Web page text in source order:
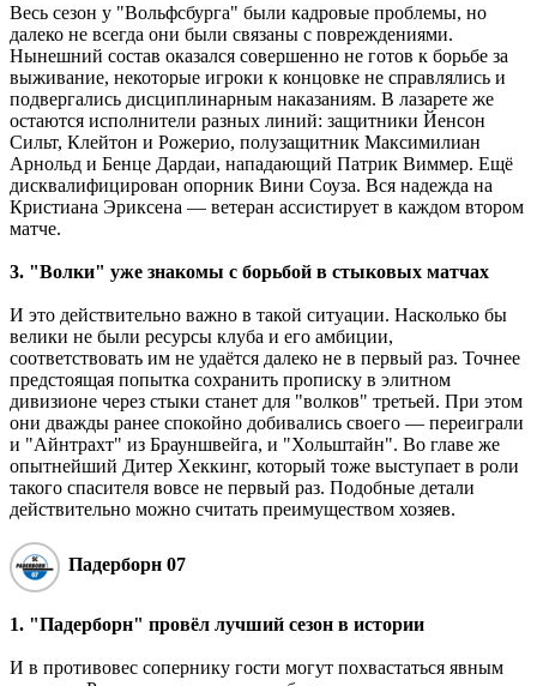
Весь сезон у "Вольфсбурга" были кадровые проблемы, но
далеко не всегда они были связаны с повреждениями.
Нынешний состав оказался совершенно не готов к борьбе за
выживание, некоторые игроки к концовке не справлялись и
подвергались дисциплинарным наказаниям. В лазарете же
остаются исполнители разных линий: защитники Йенсон
Сильт, Клейтон и Рожерио, полузащитник Максимилиан
Арнольд и Бенце Дардаи, нападающий Патрик Виммер. Ещё
дисквалифицирован опорник Вини Соуза. Вся надежда на
Кристиана Эриксена ― ветеран ассистирует в каждом втором
матче.
3. "Волки" уже знакомы с борьбой в стыковых матчах
И это действительно важно в такой ситуации. Насколько бы
велики не были ресурсы клуба и его амбиции,
соответствовать им не удаётся далеко не в первый раз. Точнее
предстоящая попытка сохранить прописку в элитном
дивизионе через стыки станет для "волков" третьей. При этом
они дважды ранее спокойно добивались своего ― переиграли
и "Айнтрахт" из Брауншвейга, и "Хольштайн". Во главе же
опытнейший Дитер Хеккинг, который тоже выступает в роли
такого спасителя вовсе не первый раз. Подобные детали
действительно можно считать преимуществом хозяев.
Падерборн 07
1. "Падерборн" провёл лучший сезон в истории
И в противовес сопернику гости могут похвастаться явным